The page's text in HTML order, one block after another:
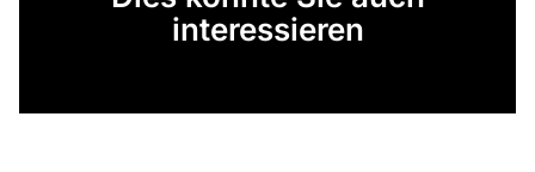
interessieren